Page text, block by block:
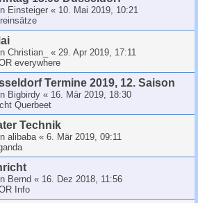
Einsteiger « 10. Mai 2019, 10:21
Christian_ « 29. Apr 2019, 17:11
everywhere
Termine 2019, 12. Saison
Bigbirdy « 16. Mär 2019, 18:30
Querbeet
Technik
alibaba« 6. Mär 2019, 09:11
Bernd « 16. Dez 2018, 11:56
Info